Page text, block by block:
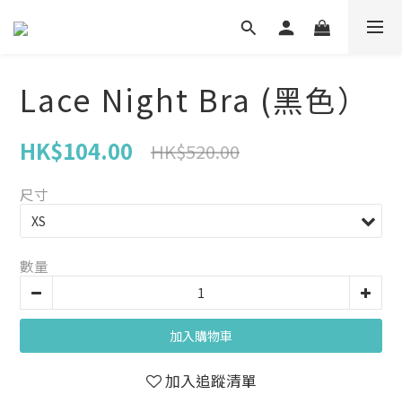
Lace Night Bra (黑色）
HK$104.00 HK$520.00
尺寸
數量
加入購物車
加入追蹤清單